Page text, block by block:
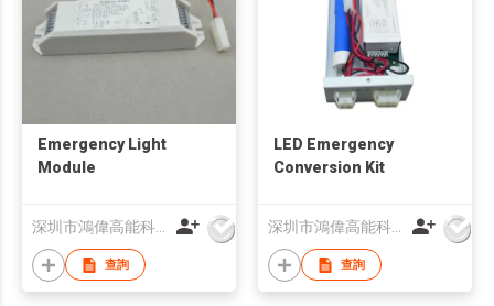
Emergency Light
Module
深圳市鴻偉高能科技有限公司
查詢
LED Emergency
Conversion Kit
深圳市鴻偉高能科技有限公司
查詢